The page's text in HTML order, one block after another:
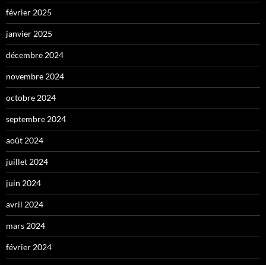
février 2025
janvier 2025
décembre 2024
novembre 2024
octobre 2024
septembre 2024
août 2024
juillet 2024
juin 2024
avril 2024
mars 2024
février 2024